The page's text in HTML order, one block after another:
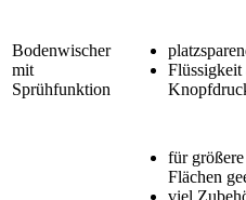
Bodenwischer
mit
Sprühfunktion
Flüssigkeit
für größere
Flächen
viel